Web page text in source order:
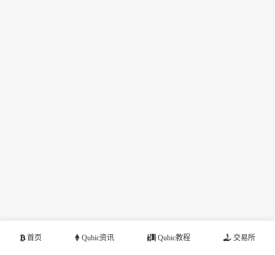
首页 Qubic资讯 Qubic教程 交易所